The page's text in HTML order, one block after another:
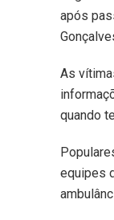
após
As
quando
equipes